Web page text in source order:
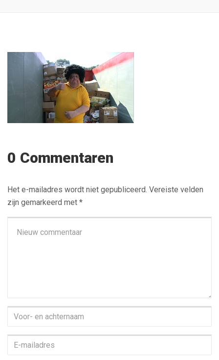
0 Commentaren
Het e-mailadres wordt niet gepubliceerd. Vereiste velden
zijn gemarkeerd met *
commentaar*
Voor-
achternaam*